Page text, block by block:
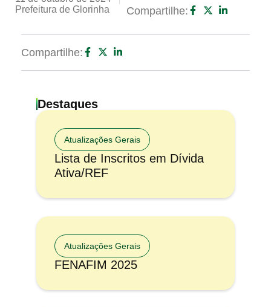
Prefeitura de Glorinha
Compartilhe:
Compartilhe:
Destaques
Atualizações Gerais
Lista de Inscritos em Dívida
Ativa/REF
Atualizações Gerais
FENAFIM 2025